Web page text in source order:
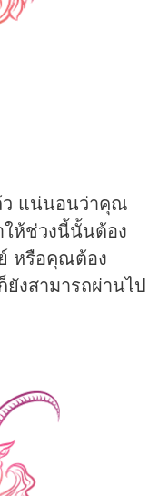
ว แน่นอนว่าคุณ
ให้ช่วงนี้นั้นต้อง
หรือคุณต้อง
ยังสามารถผ่านไป